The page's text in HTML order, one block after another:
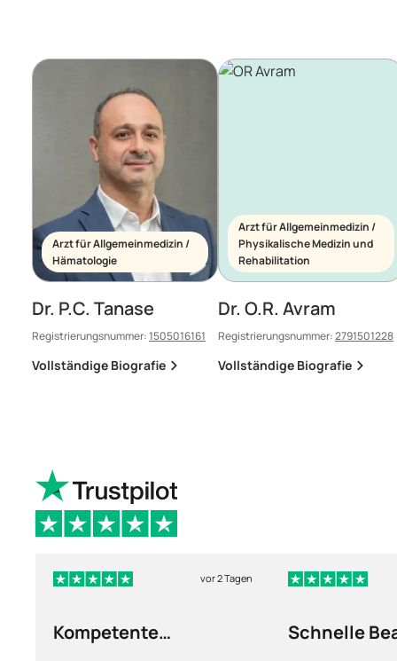
Arzt für Allgemeinmedizin /
Hämatologie
Dr. P.C. Tanase
Registrierungsnummer:1505016161
Vollständige Biografie
Arzt für Allgemeinmedizin /
Physikalische Medizin und
Rehabilitation
Dr. O.R. Avram
Registrierungsnummer:2791501228
Vollständige Biografie
vor 2 Tagen
Kompetente
Schnelle